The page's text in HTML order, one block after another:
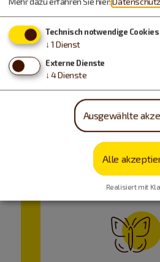
Technisch notwendige Cookies
↓ 1 Dienst
Externe Dienste
↓ 4Dienste
Ausgewählte
Alle
Realisiert mit